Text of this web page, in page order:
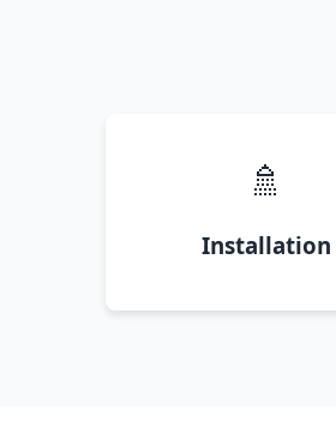
🚿
Installation